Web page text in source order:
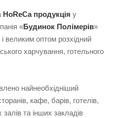
HoReCa продукція у
«Будинок Полімерів»
великим оптом розхідний
харчування, готельного
найнеобхідніший
кафе, барів, готелів,
та інших закладів